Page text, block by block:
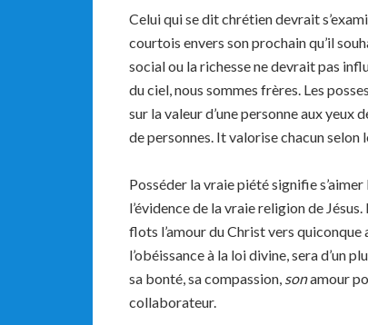
Celui qui se dit chrétien devrait
courtois envers son prochain qu’il
social ou la richesse ne devrait pas
du ciel, nous sommes frères. Les
sur la valeur d’une personne aux yeux
de personnes. It valorise chacun selon
Posséder la vraie piété signifie s’aimer
l’évidence de la vraie religion de
flots l’amour du Christ vers quiconque
l’obéissance à la loi divine, sera d’un
sa bonté, sa compassion, sonamour
collaborateur.